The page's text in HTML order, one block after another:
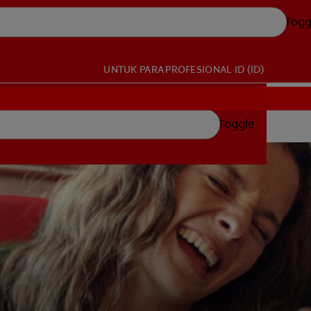
UNTUK PARA PROFESIONAL ID (ID)
Toggle